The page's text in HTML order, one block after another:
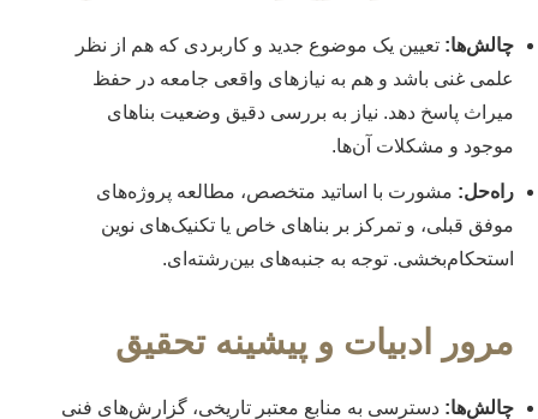
چالش‌ها: تعیین یک موضوع جدید و کاربردی که هم از نظر
علمی غنی باشد و هم به نیازهای واقعی جامعه در حفظ
میراث پاسخ دهد. نیاز به بررسی دقیق وضعیت بناهای
موجود و مشکلات آن‌ها.
راه‌حل: مشورت با اساتید متخصص، مطالعه پروژه‌های
موفق قبلی، و تمرکز بر بناهای خاص یا تکنیک‌های نوین
استحکام‌بخشی. توجه به جنبه‌های بین‌رشته‌ای.
مرور ادبیات و پیشینه تحقیق
چالش‌ها: دسترسی به منابع معتبر تاریخی، گزارش‌های فنی